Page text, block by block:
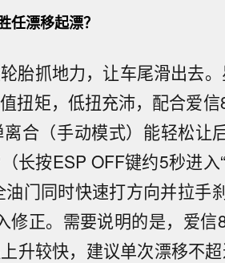
任漂移起漂？
胎抓地力，让车尾滑出去
扭矩，低扭充沛，配合爱
合（手动模式）能轻松让
长按ESP OFF键约5秒进入“
门同时快速打方向并拉手
修正。需要说明的是，爱信
升较快，建议单次漂移不